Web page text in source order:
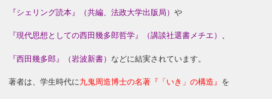
『シェリング読本』（共編、法政大学出版局）や
『現代思想としての西田幾多郎哲学』（講談社選書メチエ） 、
『西田幾多郎』（岩波新書） などに結実されています。
著者は、学生時代に九鬼周造博士の名著『「いき」の構造』 を